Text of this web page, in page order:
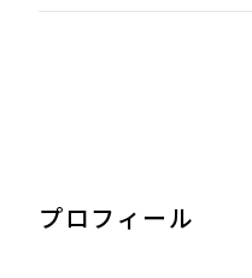
プロフィール